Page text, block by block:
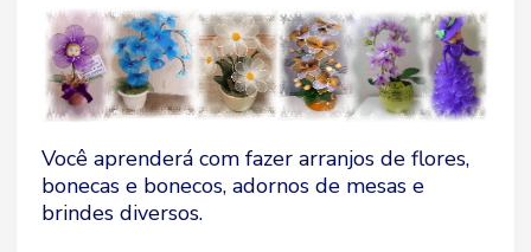
Você aprenderá com fazer arranjos de flores,
bonecas e bonecos, adornos de mesas e
brindes diversos.